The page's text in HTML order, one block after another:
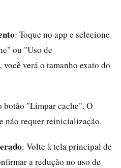
: Toque no app e selecione
ou "Uso de
verá o tamanho exato do
botão "Limpar cache". O
não requer reinicialização.
: Volte à tela principal de
a redução no uso de